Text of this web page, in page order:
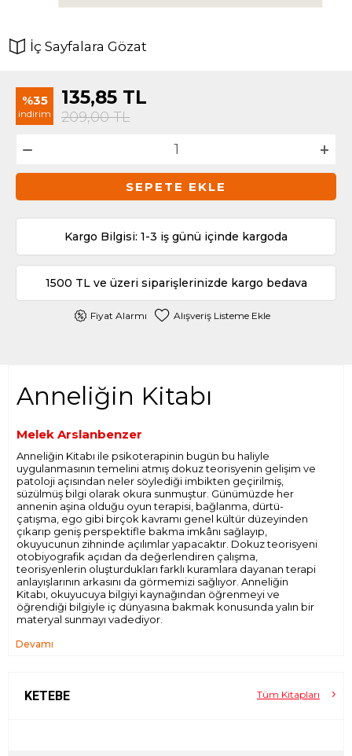
İç Sayfalara Gözat
%35
indirim
135,85 TL
209,00TL
SEPETE EKLE
Kargo Bilgisi: 1-3 iş günü içinde kargoda
1500 TL ve üzeri siparişlerinizde kargo bedava
Fiyat Alarmı Alışveriş Listeme Ekle
Anneliğin Kitabı
Melek Arslanbenzer
Anneliğin Kitabı ile psikoterapinin bugün bu haliyle
uygulanmasının temelini atmış dokuz teorisyenin gelişim ve
patoloji açısından neler söylediği imbikten geçirilmiş,
süzülmüş bilgi olarak okura sunmuştur. Günümüzde her
annenin aşina olduğu oyun terapisi, bağlanma, dürtü-
çatışma, ego gibi birçok kavramı genel kültür düzeyinden
çıkarıp geniş perspektifle bakma imkânı sağlayıp,
okuyucunun zihninde açılımlar yapacaktır. Dokuz teorisyeni
otobiyografik açıdan da değerlendiren çalışma,
teorisyenlerin oluşturdukları farklı kuramlara dayanan terapi
anlayışlarının arkasını da görmemizi sağlıyor. Anneliğin
Kitabı, okuyucuya bilgiyi kaynağından öğrenmeyi ve
öğrendiği bilgiyle iç dünyasına bakmak konusunda yalın bir
materyal sunmayı vadediyor.
Devamı
KETEBE Tüm Kitapları